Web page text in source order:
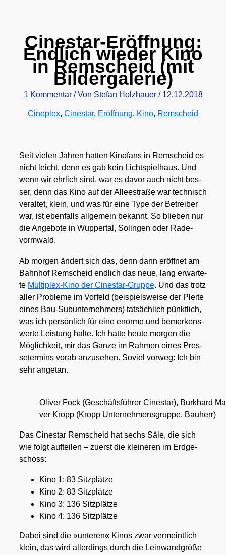
Cinestar-Eröffnung:
Endlich wieder Kino
in Remscheid (mit
Bildergalerie)
1 Kommentar / Von Stefan Holzhauer / 12.12.2018
Cineplex, Cinestar, Eröffnung, Kino, Remscheid
Seit vie­len Jah­ren hat­ten Kino­fans in Rem­scheid es
nicht leicht, denn es gab kein Licht­spiel­haus. Und
wenn wir ehr­lich sind, war es davor auch nicht bes­
ser, denn das Kino auf der Allee­stra­ße war tech­nisch
ver­al­tet, klein, und was für eine Type der Betrei­ber
war, ist eben­falls all­ge­mein bekannt. So blie­ben nur
die Ange­bo­te in Wup­per­tal, Solin­gen oder Rade­
vorm­wald.
Ab mor­gen ändert sich das, denn dann eröff­net am
Bahn­hof Rem­scheid end­lich das neue, lang erwar­te­
te Mul­ti­plex-Kino der Cine­star-Grup­pe. Und das trotz
aller Pro­ble­me im Vor­feld (bei­spiels­wei­se der Plei­te
eines Bau-Sub­un­ter­neh­mers) tat­säch­lich pünkt­lich,
was ich per­sön­lich für eine enor­me und bemer­kens­
wer­te Leis­tung hal­te. Ich hat­te heu­te mor­gen die
Mög­lich­keit, mir das Gan­ze im Rah­men eines Pres­
se­ter­mins vor­ab anzu­se­hen. Soviel vor­weg: Ich bin
sehr ange­tan.
Oli­ver Fock (Geschäfts­füh­rer Cine­star), Burk­hard
ver Kropp (Kropp Unter­neh­mens­grup­pe, Bau­herr)
Das Cine­star Rem­scheid hat sechs Säle, die sich
wie folgt auf­tei­len – zuerst die klei­ne­ren im Erd­ge­
schoss:
Kino 1: 83 Sitz­plät­ze
Kino 2: 83 Sitz­plät­ze
Kino 3: 136 Sitz­plät­ze
Kino 4: 136 Sitz­plät­ze
Dabei sind die »unte­ren« Kinos zwar ver­meint­lich
klein, das wird aller­dings durch die Lein­wand­grö­ße